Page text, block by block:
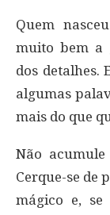
Quem
muito bem a
dos detalhes.
algumas
mais do que
Não
Cerque-se de
mágico e, se